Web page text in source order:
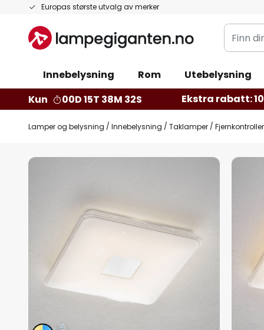
Europas største utvalg av merker
Hopp
innhold
Finn
din
Innebelysning Rom Utebelysning
Kun
00D 15T 38M 31S Ekstra rabatt: 10
Lamper og belysning Innebelysning Taklamper
Gå
bildegalleri